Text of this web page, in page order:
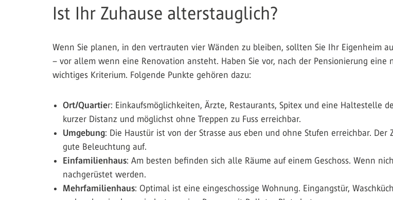
Ist Ihr Zuhause alterstauglich?
Wenn Sie planen, in den vertrauten vier Wänden zu bleiben, sollten Sie Ihr Eigenheim
– vor allem wenn eine Renovation ansteht. Haben Sie vor, nach der Pensionierung
wichtiges Kriterium. Folgende Punkte gehören dazu:
Ort/Quartier: Einkaufsmöglichkeiten, Ärzte, Restaurants, Spitex und eine Haltestelle
kurzer Distanz und möglichst ohne Treppen zu Fuss erreichbar.
Umgebung: Die Haustür ist von der Strasse aus eben und ohne Stufen erreichbar.
gute Beleuchtung auf.
Einfamilienhaus: Am besten befinden sich alle Räume auf einem Geschoss. Wenn
nachgerüstet werden.
Mehrfamilienhaus: Optimal ist eine eingeschossige Wohnung. Eingangstür,